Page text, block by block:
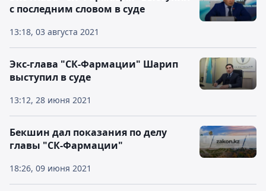
13:18, 03 августа 2021
с последним словом в суде
13:12, 28 июня 2021
Экс-глава "СК-Фармации" Шарип
выступил в суде
18:26, 09 июня 2021
Бекшин дал показания по делу
главы "СК-Фармации"